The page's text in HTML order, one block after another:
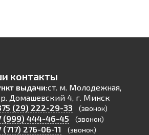
контакты
выдачи:ст. м. Молодежная,
Домашевский 4, г. Минск
(29) 222-29-33
(звонок)
(999) 444-46-45 (звонок)
(717) 276-06-11 (звонок)